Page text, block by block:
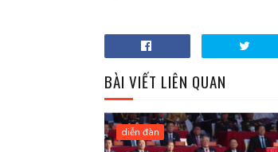
BÀI VIẾT LIÊN QUAN
diễn đàn